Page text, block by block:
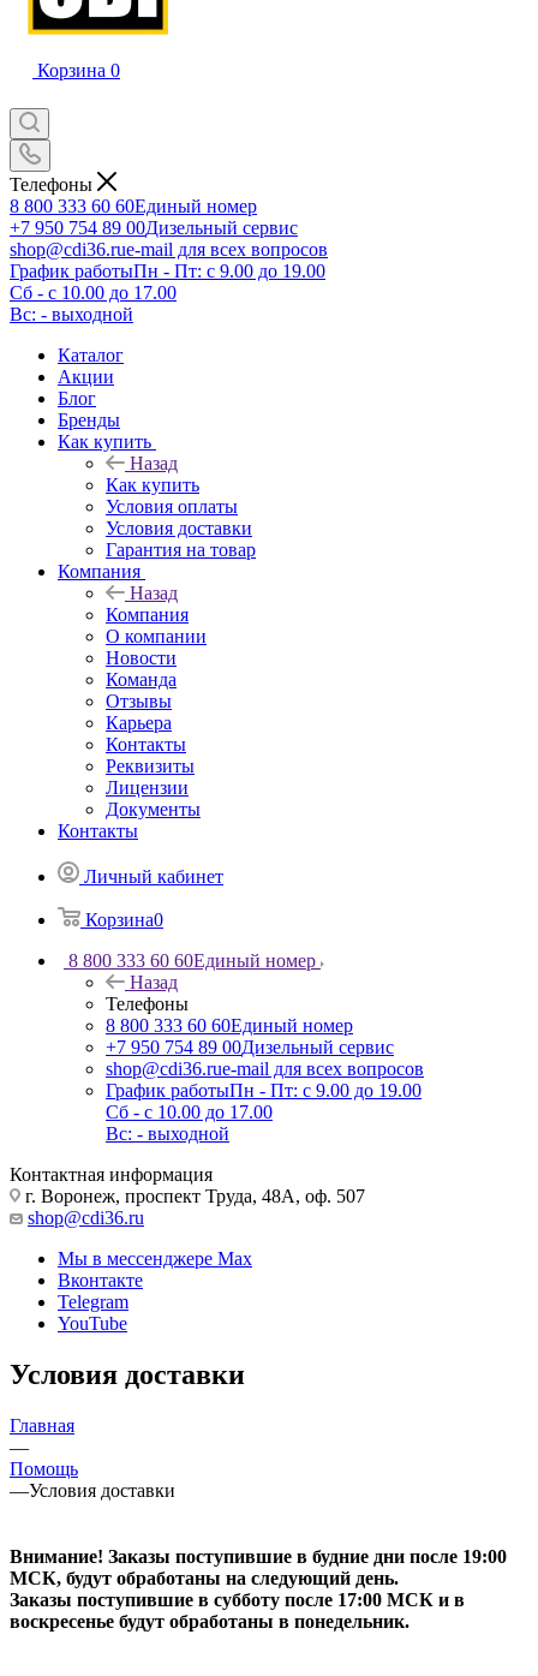
Корзина 0
Телефоны
8 800 333 60 60Единый номер
+7 950 754 89 00Дизельный сервис
shop@cdi36.rue-mail для всех вопросов
График работыПн - Пт: с 9.00 до 19.00
Сб - с 10.00 до 17.00
Вс: - выходной
Каталог
Акции
Блог
Бренды
Как купить
Назад
Как купить
Условия оплаты
Условия доставки
Гарантия на товар
Компания
Назад
Компания
О компании
Новости
Команда
Отзывы
Карьера
Контакты
Реквизиты
Лицензии
Документы
Контакты
Личный кабинет
Корзина0
8 800 333 60 60Единый номер
Назад
Телефоны
8 800 333 60 60Единый номер
+7 950 754 89 00Дизельный сервис
shop@cdi36.rue-mail для всех вопросов
График работыПн - Пт: с 9.00 до 19.00
Сб - с 10.00 до 17.00
Вс: - выходной
Контактная информация
г. Воронеж, проспект Труда, 48А, оф. 507
shop@cdi36.ru
Мы в мессенджере Max
Вконтакте
Telegram
YouTube
Условия доставки
Главная
—
Помощь
—Условия доставки
Внимание! Заказы поступившие в будние дни после 19:00
МСК, будут обработаны на следующий день.
Заказы поступившие в субботу после 17:00 МСК и в
воскресенье будут обработаны в понедельник.